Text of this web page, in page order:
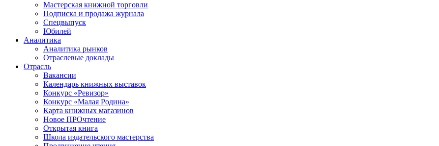
Мастерская книжной торговли
Подписка и продажа журнала
Спецвыпуск
Юбилей
Аналитика
Аналитика рынков
Отраслевые доклады
Отрасль
Вакансии
Календарь книжных выставок
Конкурс «Ревизор»
Конкурс «Малая Родина»
Карта книжных магазинов
Новое ПРОчтение
Открытая книга
Школа издательского мастерства